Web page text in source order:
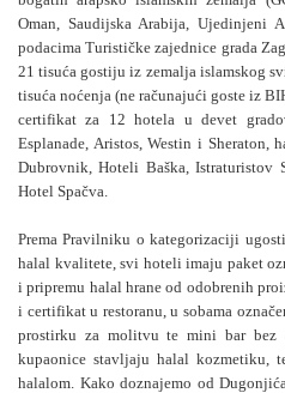
Oman, Saudijska Arabija, Ujedinjeni
podacima Turističke zajednice grada
21 tisuća gostiju iz zemalja islamskog
tisuća noćenja (ne računajući goste iz
certifikat za 12 hotela u devet
Esplanade, Aristos, Westin i
Dubrovnik, Hoteli Baška, Istraturistov
Hotel Spačva.
Prema Pravilniku o kategorizaciji
halal kvalitete, svi hoteli imaju paket
i pripremu halal hrane od odobrenih
i certifikat u restoranu, u sobama
prostirku za molitvu te mini bar bez
kupaonice stavljaju halal kozmetiku,
halalom. Kako doznajemo od